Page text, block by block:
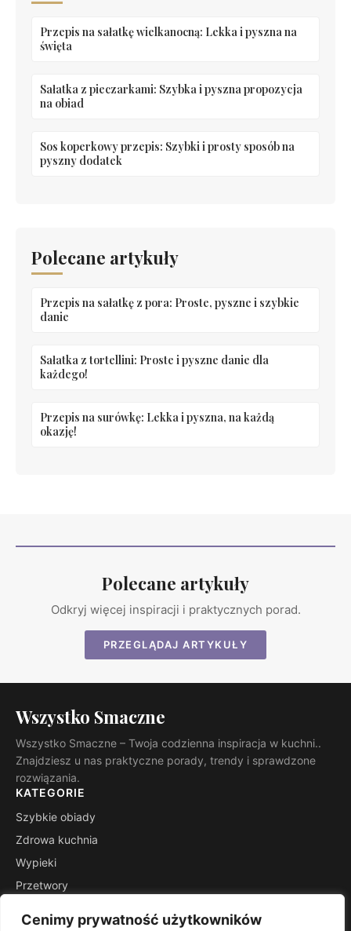
Cenimy prywatność użytkowników
Przepis na sałatkę wielkanocną: Lekka i pyszna na
święta
Sałatka z pieczarkami: Szybka i pyszna propozycja
na obiad
Sos koperkowy przepis: Szybki i prosty sposób na
pyszny dodatek
Polecane artykuły
Przepis na sałatkę z pora: Proste, pyszne i szybkie
danie
Sałatka z tortellini: Proste i pyszne danie dla
każdego!
Przepis na surówkę: Lekka i pyszna, na każdą
okazję!
Polecane artykuły
Odkryj więcej inspiracji i praktycznych porad.
PRZEGLĄDAJ ARTYKUŁY
Wszystko Smaczne
Wszystko Smaczne – Twoja codzienna inspiracja w kuchni..
Znajdziesz u nas praktyczne porady, trendy i sprawdzone
rozwiązania.
KATEGORIE
Szybkie obiady
Zdrowa kuchnia
Wypieki
Przetwory